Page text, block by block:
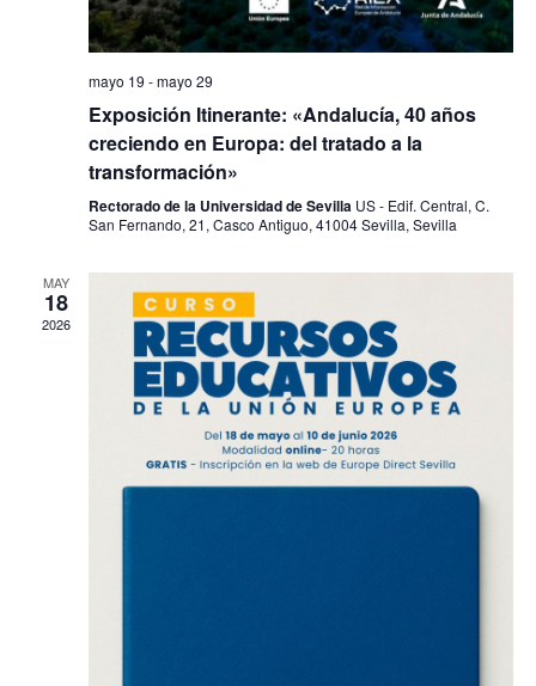
mayo 19 -mayo 29
Exposición Itinerante: «Andalucía, 40 años
creciendo en Europa: del tratado a la
transformación»
Rectorado de la Universidad de Sevilla US - Edif. Central, C.
San Fernando, 21, Casco Antiguo, 41004 Sevilla, Sevilla
MAY
18
2026